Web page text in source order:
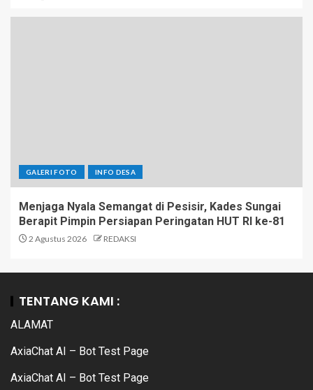
GALERI FOTO INFO DESA
Menjaga Nyala Semangat di Pesisir, Kades Sungai
Berapit Pimpin Persiapan Peringatan HUT RI ke-81
2 Agustus 2026 REDAKSI
TENTANG KAMI :
ALAMAT
AxiaChat AI – Bot Test Page
AxiaChat AI – Bot Test Page